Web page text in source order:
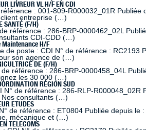
LIVREUR VL H/F EN CDI
: 001-809-R000032_01R
entreprise (…)
SANTÉ (F/H)
référence : 286-BRP-0000462_02L
CDI-CDD (…)
Maintenance H/F
poste : CDI N° de référence :
son agence de (…)
DE (F/H)
référence : 286-BRP-0000458_04L
les 30 000 (…)
RÉGION SUD
de référence : 286-RLP-
Nos consultants (…)
ETUDES
de référence : ET0804 Publiée depuis
mécanique et (…)
TELECOMS